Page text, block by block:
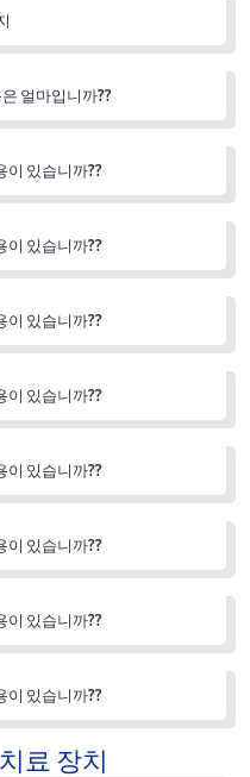
얼마입니까??
이 있습니까??
이 있습니까??
이 있습니까??
이 있습니까??
이 있습니까??
이 있습니까??
이 있습니까??
이 있습니까??
료 장치